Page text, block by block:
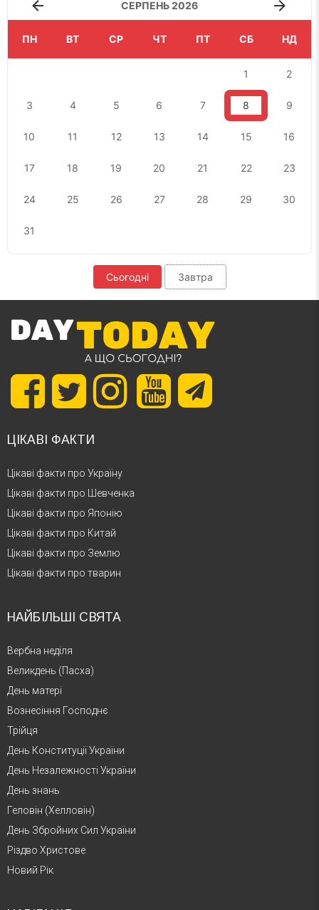
СЕРПЕНЬ 2026
ПН ВТ СР ЧТ ПТ СБ НД
1 2
3 4 5 6 7 8 9
10 11 12 13 14 15 16
17 18 19 20 21 22 23
24 25 26 27 28 29 30
31
Сьогодні Завтра
ЦІКАВІ ФАКТИ
Цікаві факти про Україну
Цікаві факти про Шевченка
Цікаві факти про Японію
Цікаві факти про Китай
Цікаві факти про Землю
Цікаві факти про тварин
НАЙБІЛЬШІ СВЯТА
Вербна неділя
Великдень (Пасха)
День матері
Вознесіння Господнє
Трійця
День Конституції України
День Незалежності України
День знань
Геловін (Хелловін)
День Збройних Сил України
Різдво Христове
Новий Рік